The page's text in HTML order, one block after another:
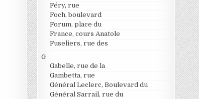
Féry, rue
Foch, boulevard
Forum, place du
France, cours Anatole
Fuseliers, rue des
G
Gabelle, rue de la
Gambetta, rue
Général Leclerc, Boulevard du
Général Sarrail, rue du